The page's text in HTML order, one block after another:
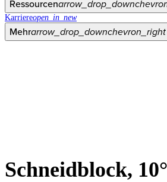
Ressourcenarrow_drop_down
Karriereopen_in_new
Mehrarrow_drop_downchevron_right
Schneidblock,